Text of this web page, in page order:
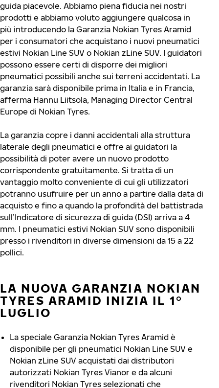
guida piacevole. Abbiamo piena fiducia nei nostri
prodotti e abbiamo voluto aggiungere qualcosa in
più introducendo la Garanzia Nokian Tyres Aramid
per i consumatori che acquistano i nuovi pneumatici
estivi Nokian Line SUV o Nokian zLine SUV. I guidatori
possono essere certi di disporre dei migliori
pneumatici possibili anche sui terreni accidentati. La
garanzia sarà disponibile prima in Italia e in Francia,
afferma Hannu Liitsola, Managing Director Central
Europe di Nokian Tyres.
La garanzia copre i danni accidentali alla struttura
laterale degli pneumatici e offre ai guidatori la
possibilità di poter avere un nuovo prodotto
corrispondente gratuitamente. Si tratta di un
vantaggio molto conveniente di cui gli utilizzatori
potranno usufruire per un anno a partire dalla data di
acquisto e fino a quando la profondità del battistrada
sull’Indicatore di sicurezza di guida (DSI) arriva a 4
mm. I pneumatici estivi Nokian SUV sono disponibili
presso i rivenditori in diverse dimensioni da 15 a 22
pollici.
LA NUOVA GARANZIA NOKIAN
TYRES ARAMID INIZIA IL 1°
LUGLIO
La speciale Garanzia Nokian Tyres Aramid è
disponibile per gli pneumatici Nokian Line SUV e
Nokian zLine SUV acquistati dai distributori
autorizzati Nokian Tyres Vianor e da alcuni
rivenditori Nokian Tyres selezionati che